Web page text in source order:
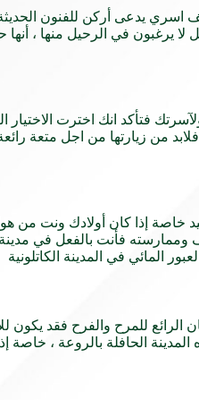
اسري يدعى أركن للفنون
لا يرغبون في الرحيل منها ،
فتأكد انك اخترت الاختيار
من زيارتها من اجل متعة
خاصة إذا كان أولادك ونت من
وممارسته فأنت بالفعل في
المائي في المدينة الكاتلونية
الرائع للمرح والفرح فقد يكون
الحافلة بالروعة ، خاصة